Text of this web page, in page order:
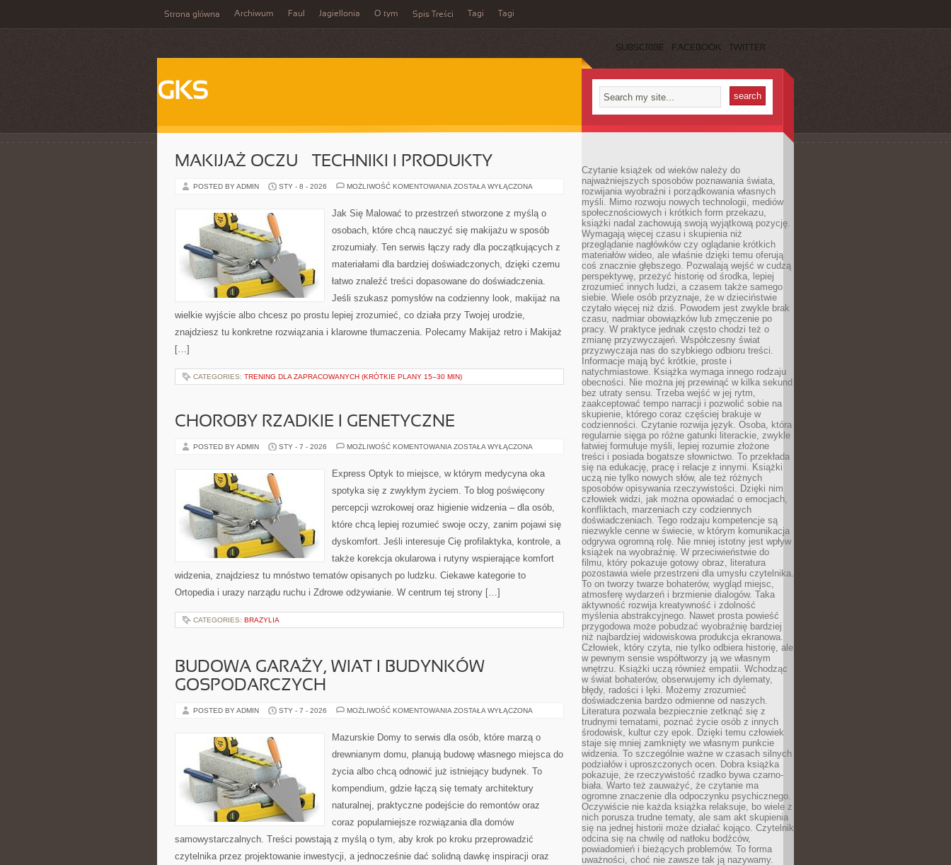
Strona główna Archiwum Faul Jagiellonia O tym Spis Treści Tagi Tagi
SUBSCRIBE FACEBOOK TWITTER
GKS
MAKIJAŻ OCZU – TECHNIKI I PRODUKTY
POSTED BY ADMIN STY - 8 - 2026 MOŻLIWOŚĆ KOMENTOWANIA MAKIJAŻ
TECHNIKI
I
ZOSTAŁA WYŁĄCZONA
Jak Się Malować to przestrzeń stworzone z myślą o
osobach, które chcą nauczyć się makijażu w sposób
zrozumiały. Ten serwis łączy rady dla początkujących z
materiałami dla bardziej doświadczonych, dzięki czemu
łatwo znaleźć treści dopasowane do doświadczenia.
Jeśli szukasz pomysłów na codzienny look, makijaż na
wielkie wyjście albo chcesz po prostu lepiej zrozumieć, co działa przy Twojej urodzie,
znajdziesz tu konkretne rozwiązania i klarowne tłumaczenia. Polecamy Makijaż retro i Makijaż
[…]
CATEGORIES: TRENING DLA ZAPRACOWANYCH (KRÓTKIE PLANY 15–30 MIN)
CHOROBY RZADKIE I GENETYCZNE
POSTED BY ADMIN STY - 7 - 2026 MOŻLIWOŚĆ KOMENTOWANIA CHOROBY
GENETYCZNE
ZOSTAŁA WYŁĄCZONA
Express Optyk to miejsce, w którym medycyna oka
spotyka się z zwykłym życiem. To blog poświęcony
percepcji wzrokowej oraz higienie widzenia – dla osób,
które chcą lepiej rozumieć swoje oczy, zanim pojawi się
dyskomfort. Jeśli interesuje Cię profilaktyka, kontrole, a
także korekcja okularowa i rutyny wspierające komfort
widzenia, znajdziesz tu mnóstwo tematów opisanych po ludzku. Ciekawe kategorie to
Ortopedia i urazy narządu ruchu i Zdrowe odżywianie. W centrum tej strony […]
CATEGORIES: BRAZYLIA
BUDOWA GARAŻY, WIAT I BUDYNKÓW
GOSPODARCZYCH
POSTED BY ADMIN STY - 7 - 2026 MOŻLIWOŚĆ KOMENTOWANIA BUDOWA
BUDYNKÓW
ZOSTAŁA WYŁĄCZONA
Mazurskie Domy to serwis dla osób, które marzą o
drewnianym domu, planują budowę własnego miejsca do
życia albo chcą odnowić już istniejący budynek. To
kompendium, gdzie łączą się tematy architektury
naturalnej, praktyczne podejście do remontów oraz
coraz popularniejsze rozwiązania dla domów
samowystarczalnych. Treści powstają z myślą o tym, aby krok po kroku przeprowadzić
czytelnika przez projektowanie inwestycji, a jednocześnie dać solidną dawkę inspiracji oraz
Czytanie książek od wieków należy do
najważniejszych sposobów poznawania świata,
rozwijania wyobraźni i porządkowania własnych
myśli. Mimo rozwoju nowych technologii, mediów
społecznościowych i krótkich form przekazu,
książki nadal zachowują swoją wyjątkową pozycję.
Wymagają więcej czasu i skupienia niż
przeglądanie nagłówków czy oglądanie krótkich
materiałów wideo, ale właśnie dzięki temu oferują
coś znacznie głębszego. Pozwalają wejść w cudzą
perspektywę, przeżyć historię od środka, lepiej
zrozumieć innych ludzi, a czasem także samego
siebie. Wiele osób przyznaje, że w dzieciństwie
czytało więcej niż dziś. Powodem jest zwykle brak
czasu, nadmiar obowiązków lub zmęczenie po
pracy. W praktyce jednak często chodzi też o
zmianę przyzwyczajeń. Współczesny świat
przyzwyczaja nas do szybkiego odbioru treści.
Informacje mają być krótkie, proste i
natychmiastowe. Książka wymaga innego rodzaju
obecności. Nie można jej przewinąć w kilka sekund
bez utraty sensu. Trzeba wejść w jej rytm,
zaakceptować tempo narracji i pozwolić sobie na
skupienie, którego coraz częściej brakuje w
codzienności. Czytanie rozwija język. Osoba, która
regularnie sięga po różne gatunki literackie, zwykle
łatwiej formułuje myśli, lepiej rozumie złożone
treści i posiada bogatsze słownictwo. To przekłada
się na edukację, pracę i relacje z innymi. Książki
uczą nie tylko nowych słów, ale też różnych
sposobów opisywania rzeczywistości. Dzięki nim
człowiek widzi, jak można opowiadać o emocjach,
konfliktach, marzeniach czy codziennych
doświadczeniach. Tego rodzaju kompetencje są
niezwykle cenne w świecie, w którym komunikacja
odgrywa ogromną rolę. Nie mniej istotny jest wpływ
książek na wyobraźnię. W przeciwieństwie do
filmu, który pokazuje gotowy obraz, literatura
pozostawia wiele przestrzeni dla umysłu czytelnika.
To on tworzy twarze bohaterów, wygląd miejsc,
atmosferę wydarzeń i brzmienie dialogów. Taka
aktywność rozwija kreatywność i zdolność
myślenia abstrakcyjnego. Nawet prosta powieść
przygodowa może pobudzać wyobraźnię bardziej
niż najbardziej widowiskowa produkcja ekranowa.
Człowiek, który czyta, nie tylko odbiera historię, ale
w pewnym sensie współtworzy ją we własnym
wnętrzu. Książki uczą również empatii. Wchodząc
w świat bohaterów, obserwujemy ich dylematy,
błędy, radości i lęki. Możemy zrozumieć
doświadczenia bardzo odmienne od naszych.
Literatura pozwala bezpiecznie zetknąć się z
trudnymi tematami, poznać życie osób z innych
środowisk, kultur czy epok. Dzięki temu człowiek
staje się mniej zamknięty we własnym punkcie
widzenia. To szczególnie ważne w czasach silnych
podziałów i uproszczonych ocen. Dobra książka
pokazuje, że rzeczywistość rzadko bywa czarno-
biała. Warto też zauważyć, że czytanie ma
ogromne znaczenie dla odpoczynku psychicznego.
Oczywiście nie każda książka relaksuje, bo wiele z
nich porusza trudne tematy, ale sam akt skupienia
się na jednej historii może działać kojąco. Czytelnik
odcina się na chwilę od natłoku bodźców,
powiadomień i bieżących problemów. To forma
uważności, choć nie zawsze tak ją nazywamy.